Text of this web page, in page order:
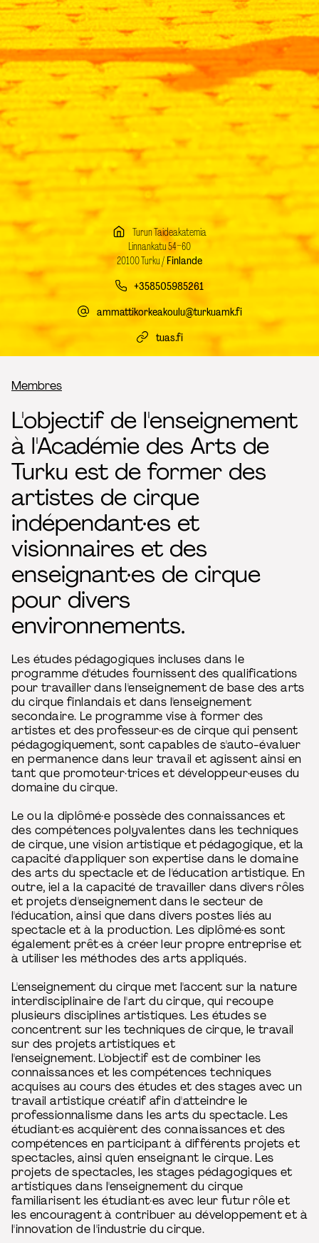
Turun Taideakatemia
Linnankatu 54–60
20100 Turku /Finlande
+358505985261
ammattikorkeakoulu@turkuamk.fi
tuas.fi
Fil d’Ariane
Membres
L'objectif de l'enseignement
à l'Académie des Arts de
Turku est de former des
artistes de cirque
indépendant·es et
visionnaires et des
enseignant·es de cirque
pour divers
environnements.
Les études pédagogiques incluses dans le
programme d'études fournissent des qualifications
pour travailler dans l'enseignement de base des arts
du cirque finlandais et dans l'enseignement
secondaire. Le programme vise à former des
artistes et des professeur·es de cirque qui pensent
pédagogiquement, sont capables de s'auto-évaluer
en permanence dans leur travail et agissent ainsi en
tant que promoteur·trices et développeur·euses du
domaine du cirque.
Le ou la diplômé·e possède des connaissances et
des compétences polyvalentes dans les techniques
de cirque, une vision artistique et pédagogique, et la
capacité d'appliquer son expertise dans le domaine
des arts du spectacle et de l'éducation artistique. En
outre, iel a la capacité de travailler dans divers rôles
et projets d'enseignement dans le secteur de
l'éducation, ainsi que dans divers postes liés au
spectacle et à la production. Les diplômé·es sont
également prêt·es à créer leur propre entreprise et
à utiliser les méthodes des arts appliqués.
L'enseignement du cirque met l'accent sur la nature
interdisciplinaire de l'art du cirque, qui recoupe
plusieurs disciplines artistiques. Les études se
concentrent sur les techniques de cirque, le travail
sur des projets artistiques et
l'enseignement. L'objectif est de combiner les
connaissances et les compétences techniques
acquises au cours des études et des stages avec un
travail artistique créatif afin d'atteindre le
professionnalisme dans les arts du spectacle. Les
étudiant·es acquièrent des connaissances et des
compétences en participant à différents projets et
spectacles, ainsi qu'en enseignant le cirque. Les
projets de spectacles, les stages pédagogiques et
artistiques dans l'enseignement du cirque
familiarisent les étudiant·es avec leur futur rôle et
les encouragent à contribuer au développement et à
l'innovation de l'industrie du cirque.